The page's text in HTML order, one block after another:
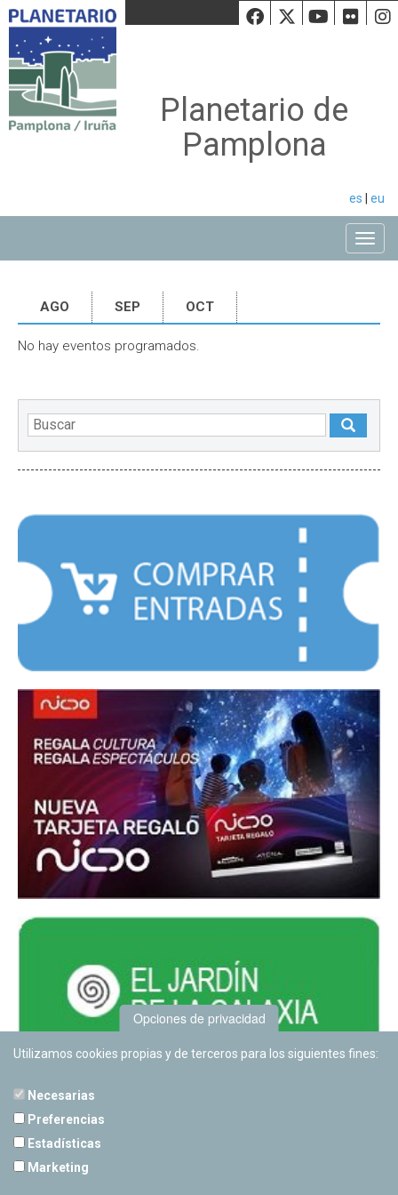
Facebook
Twiiter
Planetario de
Pamplona
es eu
AGO SEP OCT
No hay eventos programados.
Opciones de privacidad
Utilizamos cookies propias y de terceros para los siguientes fines:
Necesarias
Preferencias
Estadísticas
Marketing